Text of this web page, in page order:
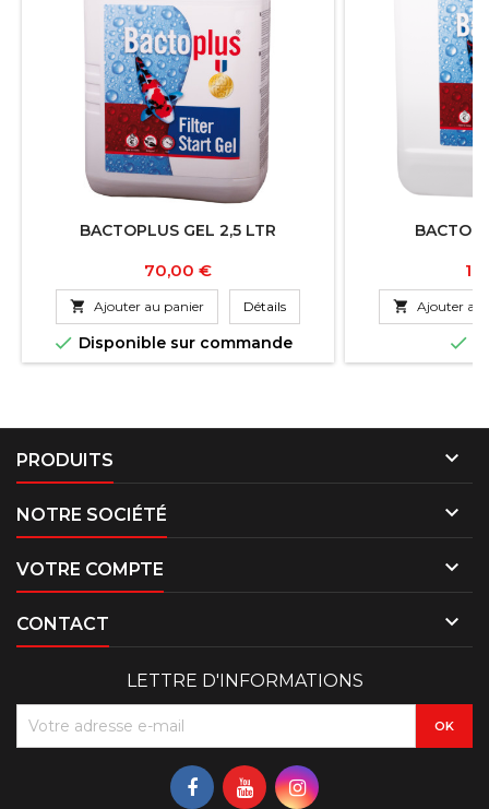
BACTOPLUS GEL 2,5 LTR
Prix
70,00 €
 Ajouter au panier Détails
 Disponible sur commande
 Ajouter au

PRODUITS 
NOTRE SOCIÉTÉ 
VOTRE COMPTE 
CONTACT 
LETTRE D'INFORMATIONS